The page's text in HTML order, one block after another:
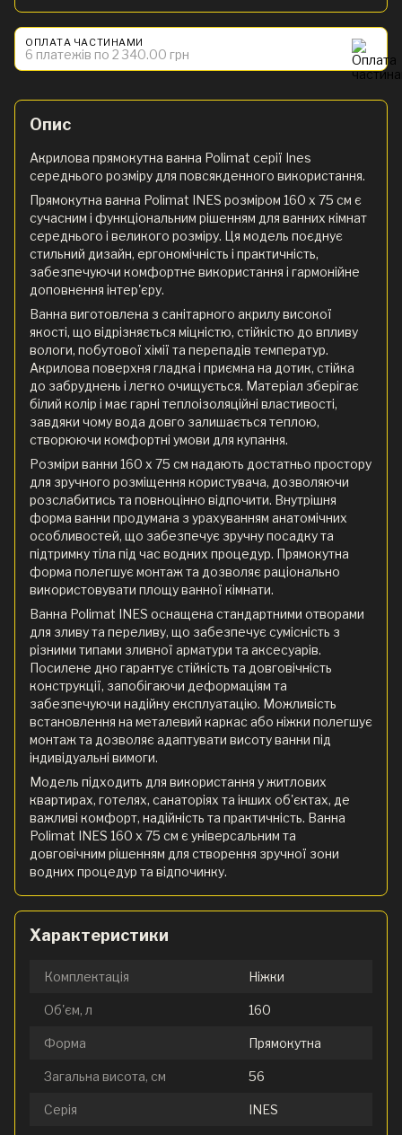
ОПЛАТА ЧАСТИНАМИ
6 платежів по 2 340.00 грн
Опис
Акрилова прямокутна ванна Polimat серії Ines
середнього розміру для повсякденного використання.
Прямокутна ванна Polimat INES розміром 160 x 75 см є
сучасним і функціональним рішенням для ванних кімнат
середнього і великого розміру. Ця модель поєднує
стильний дизайн, ергономічність і практичність,
забезпечуючи комфортне використання і гармонійне
доповнення інтер'єру.
Ванна виготовлена з санітарного акрилу високої
якості, що відрізняється міцністю, стійкістю до впливу
вологи, побутової хімії та перепадів температур.
Акрилова поверхня гладка і приємна на дотик, стійка
до забруднень і легко очищується. Матеріал зберігає
білий колір і має гарні теплоізоляційні властивості,
завдяки чому вода довго залишається теплою,
створюючи комфортні умови для купання.
Розміри ванни 160 x 75 см надають достатньо простору
для зручного розміщення користувача, дозволяючи
розслабитись та повноцінно відпочити. Внутрішня
форма ванни продумана з урахуванням анатомічних
особливостей, що забезпечує зручну посадку та
підтримку тіла під час водних процедур. Прямокутна
форма полегшує монтаж та дозволяє раціонально
використовувати площу ванної кімнати.
Ванна Polimat INES оснащена стандартними отворами
для зливу та переливу, що забезпечує сумісність з
різними типами зливної арматури та аксесуарів.
Посилене дно гарантує стійкість та довговічність
конструкції, запобігаючи деформаціям та
забезпечуючи надійну експлуатацію. Можливість
встановлення на металевий каркас або ніжки полегшує
монтаж та дозволяє адаптувати висоту ванни під
індивідуальні вимоги.
Модель підходить для використання у житлових
квартирах, готелях, санаторіях та інших об'єктах, де
важливі комфорт, надійність та практичність. Ванна
Polimat INES 160 x 75 см є універсальним та
довговічним рішенням для створення зручної зони
водних процедур та відпочинку.
Характеристики
Комплектація Ніжки
Об'єм, л 160
Форма Прямокутна
Загальна висота, см 56
Серія INES